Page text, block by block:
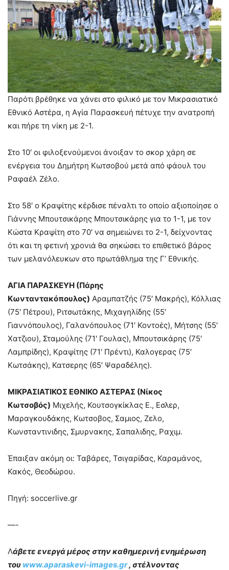
Παρότι βρέθηκε να χάνει στο φιλικό με τον Μικρασιατικό
Εθνικό Αστέρα, η Αγία Παρασκευή πέτυχε την ανατροπή
και πήρε τη νίκη με 2-1.
Στο 10′ οι φιλοξενούμενοι άνοιξαν το σκορ χάρη σε
ενέργεια του Δημήτρη Κωτσοβού μετά από φάουλ του
Ραφαέλ Ζέλο.
Στο 58′ ο Κραψίτης κέρδισε πέναλτι το οποίο αξιοποίησε ο
Γιάννης Μπουτσικάρης Μπουτσικάρης για το 1-1, με τον
Κώστα Κραψίτη στο 70′ να σημειώνει το 2-1, δείχνοντας
ότι και τη φετινή χρονιά θα σηκώσει το επιθετικό βάρος
των μελανόλευκων στο πρωτάθλημα της Γ’ Εθνικής.
ΑΓΙΑ ΠΑΡΑΣΚΕΥΗ (Πάρης
Κωνταντακόπουλος) Αραμπατζής (75′ Μακρής), Κόλλιας
(75′ Πέτρου), Ριτσωτάκης, Μιχαγηλίδης (55′
Γιαννόπουλος), Γαλανόπουλος (71′ Κοντοές), Μήτσης (55′
Χατζιου), Σταμούλης (71′ Γουλας), Μπουτσικάρης (75′
Λαμπρίδης), Κραψίτης (71′ Πρέντι), Καλογερας (75′
Κωτσάκης), Κατσερης (65′ Ψαραδέλης).
ΜΙΚΡΑΣΙΑΤΙΚΟΣ ΕΘΝΙΚΟ ΑΣΤΕΡΑΣ (Νίκος
Κωτσοβός) Μιχελής, Κουτσογκίκλας Ε., Εσλερ,
Μαραγκουδάκης, Κωτσοβος, Σαμιος, Ζελο,
Κωνσταντινιδης, Σμυρνακης, Σαπαλιδης, Ραχιμ.
Έπαιξαν ακόμη οι: Ταβάρες, Τσιγαρίδας, Καραμάνος,
Κακός, Θεοδώρου.
Πηγή: soccerlive.gr
—-
Λάβετε ενεργά μέρος στην καθημερινή ενημέρωση
του www.aparaskevi-images.gr, στέλνοντας